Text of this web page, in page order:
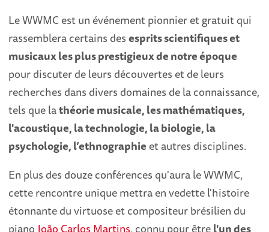
Le WWMC est un événement pionnier et gratuit qui
rassemblera certains desesprits scientifiques et
musicaux les plus prestigieux de notre époque
pour discuter de leurs découvertes et de leurs
recherches dans divers domaines de la connaissance,
tels que lathéorie musicale, les mathématiques,
l'acoustique, la technologie, la biologie, la
psychologie, l’ethnographie et autres disciplines.
En plus des douze conférences qu'aura le WWMC,
cette rencontre unique mettra en vedette l'histoire
étonnante du virtuose et compositeur brésilien du
piano João Carlos Martins, connu pour êtrel'un des